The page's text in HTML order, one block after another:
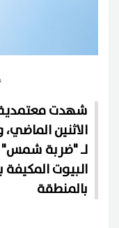
شهدت معتمدية
الاثنين
لـ "ضربة شمس"
البيوت المكيفة
بالمنطقة